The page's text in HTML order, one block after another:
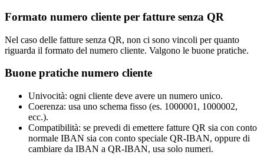
Formato numero cliente per fatture senza QR
Nel caso delle fatture senza QR, non ci sono vincoli per quanto
riguarda il formato del numero cliente. Valgono le buone pratiche.
Buone pratiche numero cliente
Univocità: ogni cliente deve avere un numero unico.
Coerenza: usa uno schema fisso (es. 1000001, 1000002,
ecc.).
Compatibilità: se prevedi di emettere fatture QR sia con conto
normale IBAN sia con conto speciale QR-IBAN, oppure di
cambiare da IBAN a QR-IBAN, usa solo numeri.